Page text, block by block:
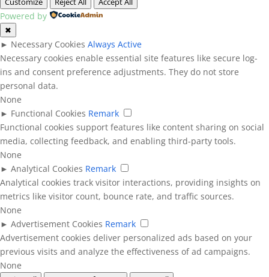
Powered by
✖
► Necessary Cookies Always Active
Necessary cookies enable essential site features like secure log-
ins and consent preference adjustments. They do not store
personal data.
None
► Functional Cookies Remark
Functional cookies support features like content sharing on social
media, collecting feedback, and enabling third-party tools.
None
► Analytical Cookies Remark
Analytical cookies track visitor interactions, providing insights on
metrics like visitor count, bounce rate, and traffic sources.
None
► Advertisement Cookies Remark
Advertisement cookies deliver personalized ads based on your
previous visits and analyze the effectiveness of ad campaigns.
None